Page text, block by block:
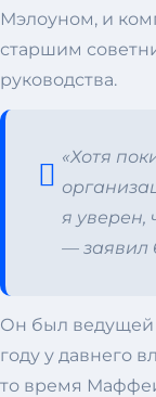
Мэлоуном, и
старшим
руководства.
«Хотя
я уверен,
— заявил
Он был ведущей
году у давнего
то время